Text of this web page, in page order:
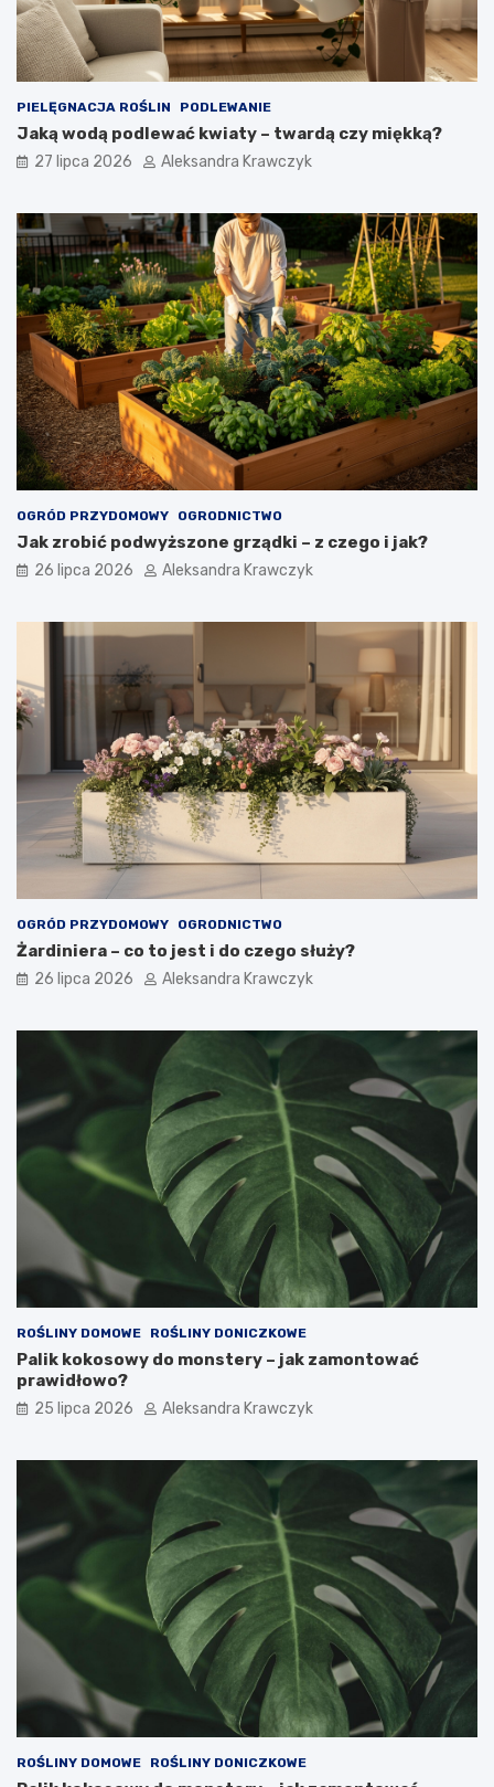
PIELĘGNACJA ROŚLIN PODLEWANIE
Jaką wodą podlewać kwiaty – twardą czy miękką?
27 lipca 2026 Aleksandra Krawczyk
OGRÓD PRZYDOMOWY OGRODNICTWO
Jak zrobić podwyższone grządki – z czego i jak?
26 lipca 2026 Aleksandra Krawczyk
OGRÓD PRZYDOMOWY OGRODNICTWO
Żardiniera – co to jest i do czego służy?
26 lipca 2026 Aleksandra Krawczyk
ROŚLINY DOMOWE ROŚLINY DONICZKOWE
Palik kokosowy do monstery – jak zamontować
prawidłowo?
25 lipca 2026 Aleksandra Krawczyk
ROŚLINY DOMOWE ROŚLINY DONICZKOWE